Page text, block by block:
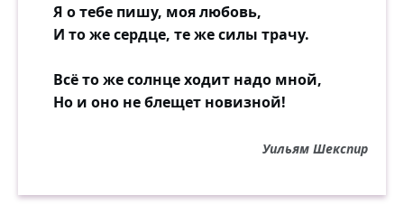
Я о тебе пишу, моя любовь,
И то же сердце, те же силы трачу.
Всё то же солнце ходит надо мной,
Но и оно не блещет новизной!
Уильям Шекспир